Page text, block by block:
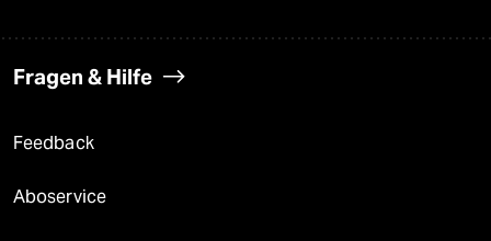
Fragen & Hilfe
Feedback
Aboservice